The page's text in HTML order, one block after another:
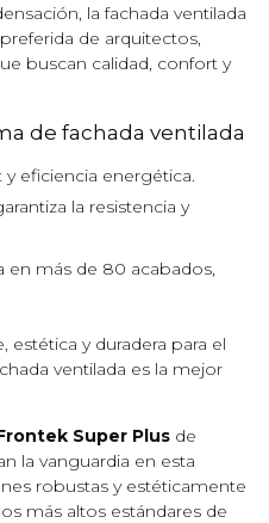
la fachada ventilada
de arquitectos,
buscan calidad, confort y
de fachada ventilada
eficiencia energética.
la resistencia y
en más de 80 acabados,
estética y duradera para el
ventilada es la mejor
Super Plus de
la vanguardia en esta
robustas y estéticamente
más altos estándares de